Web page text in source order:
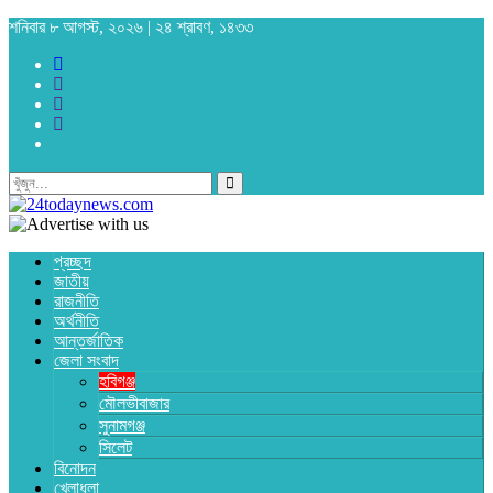
শনিবার ৮ আগস্ট, ২০২৬ | ২৪ শ্রাবণ, ১৪৩৩
প্রচ্ছদ
জাতীয়
রাজনীতি
অর্থনীতি
আন্তর্জাতিক
জেলা সংবাদ
হবিগঞ্জ
মৌলভীবাজার
সুনামগঞ্জ
সিলেট
বিনোদন
খেলাধুলা